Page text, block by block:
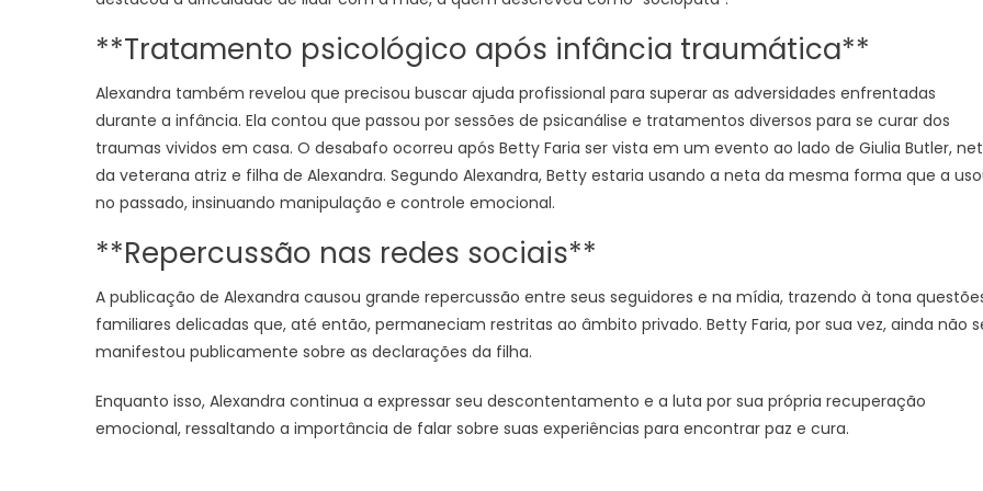
**Tratamento psicológico após infância traumática**
Alexandra também revelou que precisou buscar ajuda profissional para superar as adversidades enfrentadas
durante a infância. Ela contou que passou por sessões de psicanálise e tratamentos diversos para se curar dos
traumas vividos em casa. O desabafo ocorreu após Betty Faria ser vista em um evento ao lado de Giulia Butler,
da veterana atriz e filha de Alexandra. Segundo Alexandra, Betty estaria usando a neta da mesma forma que a
no passado, insinuando manipulação e controle emocional.
**Repercussão nas redes sociais**
A publicação de Alexandra causou grande repercussão entre seus seguidores e na mídia, trazendo à tona
familiares delicadas que, até então, permaneciam restritas ao âmbito privado. Betty Faria, por sua vez, ainda não
manifestou publicamente sobre as declarações da filha.
Enquanto isso, Alexandra continua a expressar seu descontentamento e a luta por sua própria recuperação
emocional, ressaltando a importância de falar sobre suas experiências para encontrar paz e cura.